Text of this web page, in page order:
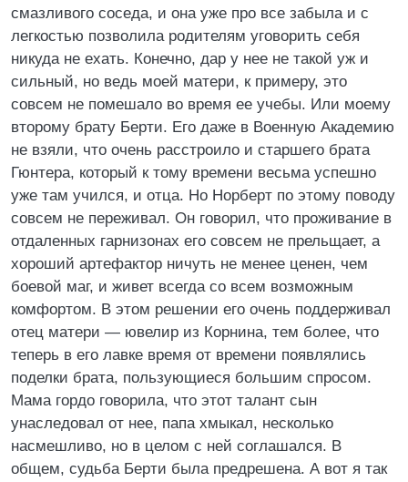
смазливого соседа, и она уже про все забыла и с
легкостью позволила родителям уговорить себя
никуда не ехать. Конечно, дар у нее не такой уж и
сильный, но ведь моей матери, к примеру, это
совсем не помешало во время ее учебы. Или моему
второму брату Берти. Его даже в Военную Академию
не взяли, что очень расстроило и старшего брата
Гюнтера, который к тому времени весьма успешно
уже там учился, и отца. Но Норберт по этому поводу
совсем не переживал. Он говорил, что проживание в
отдаленных гарнизонах его совсем не прельщает, а
хороший артефактор ничуть не менее ценен, чем
боевой маг, и живет всегда со всем возможным
комфортом. В этом решении его очень поддерживал
отец матери — ювелир из Корнина, тем более, что
теперь в его лавке время от времени появлялись
поделки брата, пользующиеся большим спросом.
Мама гордо говорила, что этот талант сын
унаследовал от нее, папа хмыкал, несколько
насмешливо, но в целом с ней соглашался. В
общем, судьба Берти была предрешена. А вот я так